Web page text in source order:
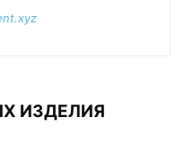
ИЗДЕЛИЯ